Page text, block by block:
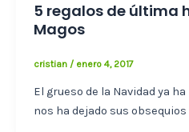
5 regalos de última
Magos
cristian / enero 4, 2017
El grueso de la Navidad ya
nos ha dejado sus